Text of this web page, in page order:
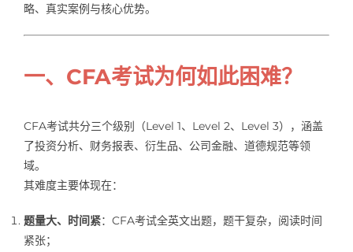
略、真实案例与核心优势。
一、CFA考试为何如此困难？
CFA考试共分三个级别（Level 1、Level 2、Level 3），涵盖
了投资分析、财务报表、衍生品、公司金融、道德规范等领
域。
其难度主要体现在：
题量大、时间紧：CFA考试全英文出题，题干复杂，阅读时间
紧张；